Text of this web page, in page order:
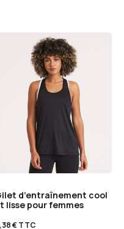
d’entraînement cool
lisse pour femmes
€TTC